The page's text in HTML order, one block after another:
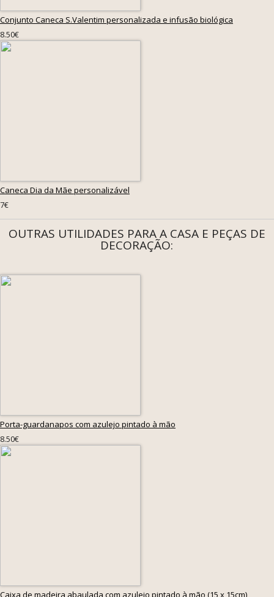
Conjunto Caneca S.Valentim personalizada e infusão biológica
8.50€
Caneca Dia da Mãe personalizável
7€
OUTRAS UTILIDADES PARA A CASA E PEÇAS DE
DECORAÇÃO:
Porta-guardanapos com azulejo pintado à mão
8.50€
Caixa de madeira abaulada com azulejo pintado à mão (15 x 15cm)